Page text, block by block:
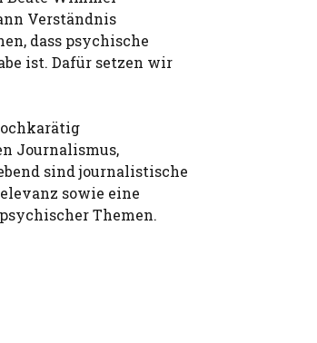
Verständnis
dass psychische
ist. Dafür setzen wir
Journalismus,
sind journalistische
sowie eine
Themen.